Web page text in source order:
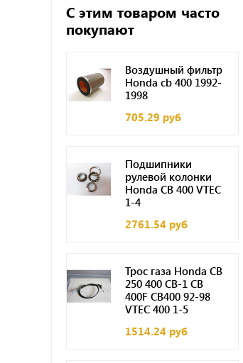
С этим товаром часто
покупают
Воздушный фильтр
Honda cb 400 1992-
1998
705.29 руб
Подшипники
рулевой колонки
Honda CB 400 VTEC
1-4
2761.54 руб
Трос газа Honda CB
250 400 CB-1 CB
400F CB400 92-98
VTEC 400 1-5
1514.24 руб